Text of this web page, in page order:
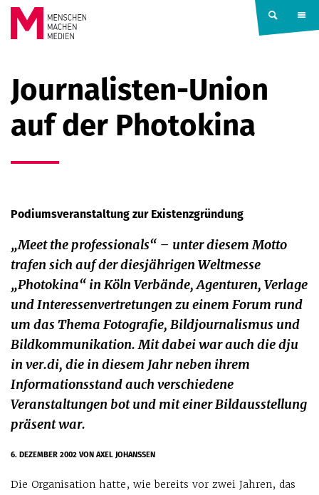
Springe zum Inhalt
MACHEN
MEDIEN
Journalisten-Union
auf der Photokina
Podiumsveranstaltung zur Existenzgründung
„Meet the professionals“ – unter diesem Motto
trafen sich auf der diesjährigen Weltmesse
„Photokina“ in Köln Verbände, Agenturen, Verlage
und Interessenvertretungen zu einem Forum rund
um das Thema Fotografie, Bildjournalismus und
Bildkommunikation. Mit dabei war auch die dju
in ver.di, die in diesem Jahr neben ihrem
Informationsstand auch verschiedene
Veranstaltungen bot und mit einer Bildausstellung
präsent war.
6. DEZEMBER 2002VON AXEL JOHANSSEN
Die Organisation hatte, wie bereits vor zwei Jahren, das